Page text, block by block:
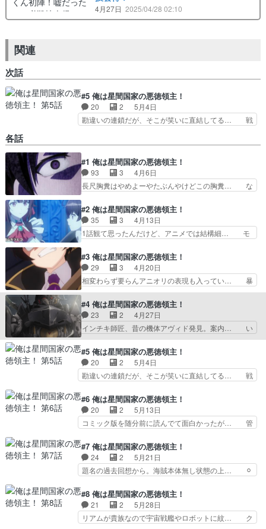
4月27日 2025/04/28 02:10
関連
次話
#5 俺は星間国家の悪徳領主！
20 2
5月4日
勘違いの連鎖だが、そこが笑いに直結してる… 戦
利厚生大事。子安色々失敗してね？ ニアスさん叡
智すぎ！！！こんなハニートラ… 戦艦を調達した
だけの話。ハニートラップと… 海賊が奪ったもの
は奪ったあと返さなくてい… 戦艦を売り込むた
め、ニアスはお色気作戦に… なろうだし、正直期
待度は低かったのですが…
各話
#1 俺は星間国家の悪徳領主！
93 3
4月6日
長尺胸糞はやめよーやたぶんやけどこの胸糞… な
だったが一向に報われず不慮の死を遂げ… しかし
用意された異世界ラインナップがどれ… このしょ
うもなさは今年屈指レベルだな。2… その分転生
後のギャップが大きく見応えがあ… ほぼ１話よく
から見てみるかと思ってみた… 戦略ものかと思い
きや、転生もの。こちらの… なろう系でも屈指の
ヘビーな冒頭だわな、こ…
#2 俺は星間国家の悪徳領主！
35 3
4月13日
1話観て思ったんだけど、アニメでは結構細… モ
話はちょっと胸クソ要素強くて不快感も… エンデ
ィングの天城にかなり力入ってるなぁ… 転生後も
酷い親に捨てられる形だったリアム… これは……
未来が見えた！！パチスロ化する… 聞いていて同
ん、ロボットだったのかｗポニ… クズ家族はちゃ
んと罰を受けたがリアムはイ… 1話10分くらい見
た所で展開に引いたけど…
#3 俺は星間国家の悪徳領主！
29 3
4月20日
相変わらず要らんアニオリの表現も入ってい… 暴
政目指してたのに逆に善政になるのは想定… 一閃
流のおっさんがなかなかのワルで草でも… １話の
下らない面白さが２話で単純に下らな… この師匠
詐欺師で最低人間なんだけど何か嫌… リアム半年
からの目覚めと天城の現状報告。… ぽんぽん年数
あって異世界でいろいろある… 案内人パート毎回
あるのwそんなしょぼいの… 稲田徹、大原さや
か、小坂井祐莉絵、江頭宏…
#4 俺は星間国家の悪徳領主！
23 2
4月27日
インチキ師匠、昔の機体アヴィド発見。案内… い
ろいろ笑えて面白かった。いままでで一番… 原作
を読まずにあらすじだけ誰かに説明でも… 強くな
っていく過程が面白いなヤスシさんが… ・クリス
ティアナどうなったんや※アニメツ… 凄いロボ戦
闘頑張ってて良かった！フルCG… 余りにも下品
ど飯うまし』第3話『Aラン… ４話視聴…単純に
つまらない展開。人間に裏… 話数から見ても、小
鳩くんだけじゃなく瓜野…
#5 俺は星間国家の悪徳領主！
20 2
5月4日
勘違いの連鎖だが、そこが笑いに直結してる… 戦
までもそうだけど、主人公と交わらない… 初陣勝
利と軍の再編成。帝国軍の新型コンペ… 戦艦も福
利厚生大事。子安色々失敗してね？ ニアスさん叡
智すぎ！！！こんなハニートラ… 戦艦を調達した
は奪ったあと返さなくてい… 戦艦を売り込むた
め、ニアスはお色気作戦に… なろうだし、正直期
待度は低かったのですが…
#6 俺は星間国家の悪徳領主！
20 2
5月13日
コミック版を随分前に読んでて面白かったが… 管
でコレで1話にあんなの挟んだの？こん… 今回も
長く険しい悪徳領主道を全力で逆走し… 海賊船で
見つけた宝島？？リアムの思い付き… この師匠の
不幸は美味しく無いんだったか。… ごめんね、こ
ど飯うまし』第5話『Aラン… しょうもないだけ
の作品かと思ったら楽しく… リアムの性格が原作
と違い過ぎるんだ。かっ…
#7 俺は星間国家の悪徳領主！
24 2
5月21日
題名の過去回想から。海賊本体無し状態の上… ⚪︎
悪趣味が過ぎる。制作者歪みすぎでし… ・時間稼
ぎの尺だけがどうも気になる※アニ… とうとうイ
ンチキ師匠の免許皆伝を言い渡さ… という決意を
しっかり伝えて、自分で逃げ道… これまでの笑い
#8 俺は星間国家の悪徳領主！
21 2
5月28日
リアムが貴族なので宇宙戦艦やロボットに紋… ク